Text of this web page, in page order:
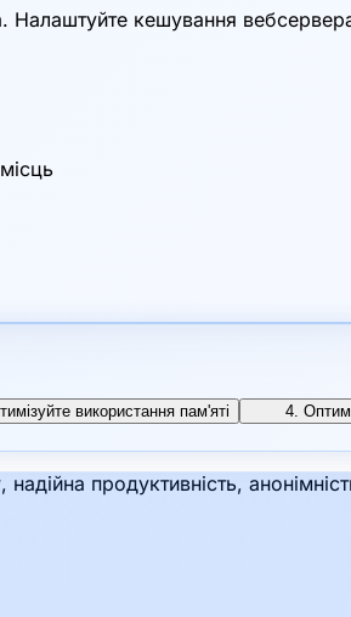
Налаштуйте кешування
використання пам'яті 4.
продуктивність,